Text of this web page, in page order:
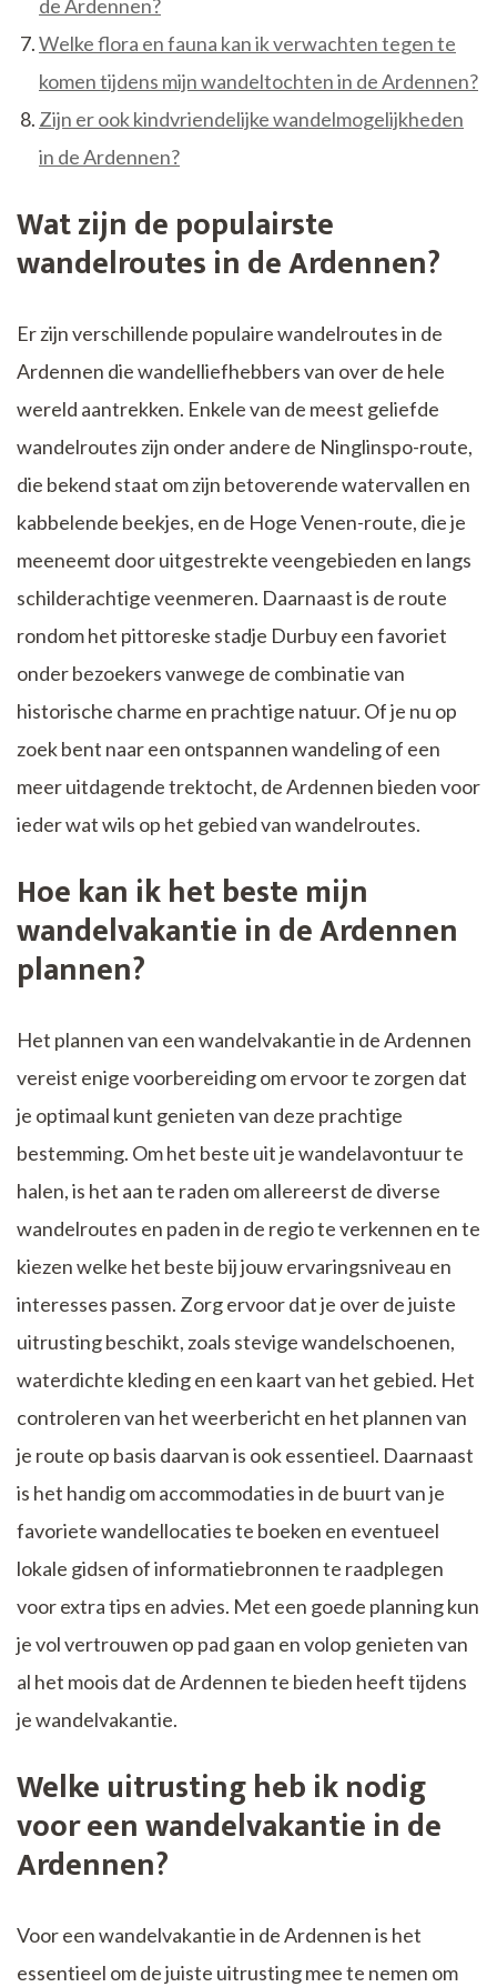
de Ardennen?
Welke flora en fauna kan ik verwachten tegen te
komen tijdens mijn wandeltochten in de Ardennen?
Zijn er ook kindvriendelijke wandelmogelijkheden
in de Ardennen?
Wat zijn de populairste
wandelroutes in de Ardennen?
Er zijn verschillende populaire wandelroutes in de
Ardennen die wandelliefhebbers van over de hele
wereld aantrekken. Enkele van de meest geliefde
wandelroutes zijn onder andere de Ninglinspo-route,
die bekend staat om zijn betoverende watervallen en
kabbelende beekjes, en de Hoge Venen-route, die je
meeneemt door uitgestrekte veengebieden en langs
schilderachtige veenmeren. Daarnaast is de route
rondom het pittoreske stadje Durbuy een favoriet
onder bezoekers vanwege de combinatie van
historische charme en prachtige natuur. Of je nu op
zoek bent naar een ontspannen wandeling of een
meer uitdagende trektocht, de Ardennen bieden voor
ieder wat wils op het gebied van wandelroutes.
Hoe kan ik het beste mijn
wandelvakantie in de Ardennen
plannen?
Het plannen van een wandelvakantie in de Ardennen
vereist enige voorbereiding om ervoor te zorgen dat
je optimaal kunt genieten van deze prachtige
bestemming. Om het beste uit je wandelavontuur te
halen, is het aan te raden om allereerst de diverse
wandelroutes en paden in de regio te verkennen en te
kiezen welke het beste bij jouw ervaringsniveau en
interesses passen. Zorg ervoor dat je over de juiste
uitrusting beschikt, zoals stevige wandelschoenen,
waterdichte kleding en een kaart van het gebied. Het
controleren van het weerbericht en het plannen van
je route op basis daarvan is ook essentieel. Daarnaast
is het handig om accommodaties in de buurt van je
favoriete wandellocaties te boeken en eventueel
lokale gidsen of informatiebronnen te raadplegen
voor extra tips en advies. Met een goede planning kun
je vol vertrouwen op pad gaan en volop genieten van
al het moois dat de Ardennen te bieden heeft tijdens
je wandelvakantie.
Welke uitrusting heb ik nodig
voor een wandelvakantie in de
Ardennen?
Voor een wandelvakantie in de Ardennen is het
essentieel om de juiste uitrusting mee te nemen om